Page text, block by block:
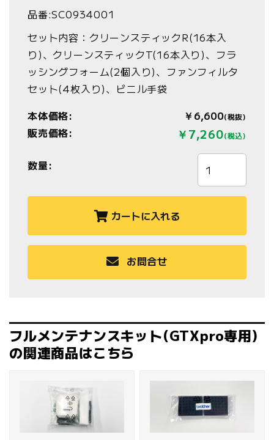
品番:SC0934001
セット内容：クリーンスティックR(16本入
り)、クリーンスティックT(16本入り)、フラ
ッシングフォーム(2個入り)、ファンフィルタ
セット(4枚入り)、ビニル手袋
本体価格:
￥6,600(税抜)
販売価格: ￥7,260(税込)
数量:
カートに入れる
お問合せ
フルメンテナンスキット(GTXpro専用)
の関連商品はこちら